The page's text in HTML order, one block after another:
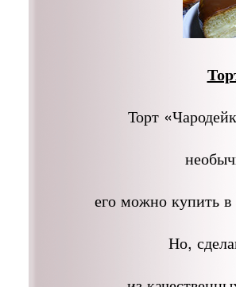
Торт
его можно купить
Но,